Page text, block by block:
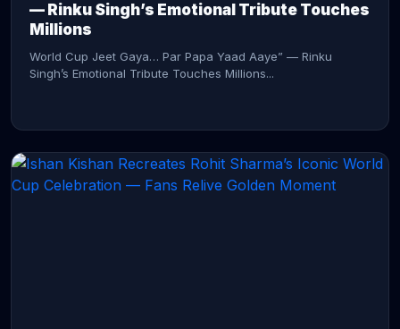
— Rinku Singh’s Emotional Tribute Touches
Millions
World Cup Jeet Gaya… Par Papa Yaad Aaye” — Rinku
Singh’s Emotional Tribute Touches Millions...